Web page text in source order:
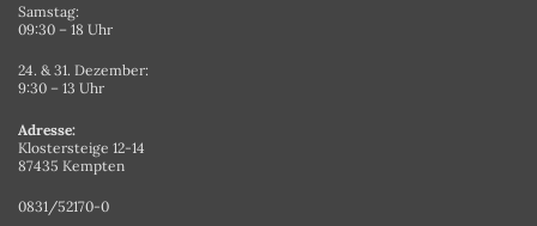
Samstag:
09:30 – 18 Uhr
24. & 31. Dezember:
9:30 – 13 Uhr
Adresse:
Klostersteige 12-14
87435 Kempten
0831/52170-0